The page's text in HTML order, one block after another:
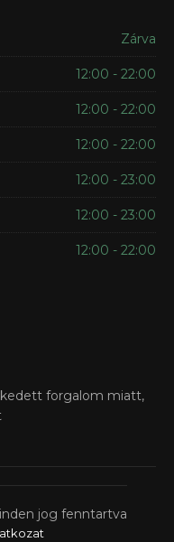
Zárva
12:00 - 22:00
12:00 - 22:00
12:00 - 22:00
12:00 - 23:00
12:00 - 23:00
12:00 - 22:00
forgalom miatt,
jog fenntartva